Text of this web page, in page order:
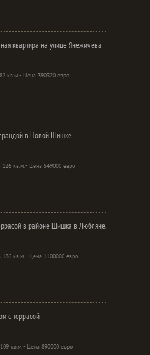
квартира на улице Янежичева
кв.м. - Цена 390320 евро
в Новой Шишке
кв.м. - Цена 549000 евро
в районе Шишка в Любляне.
кв.м. - Цена 1100000 евро
с террасой
кв.м. - Цена 890000 евро